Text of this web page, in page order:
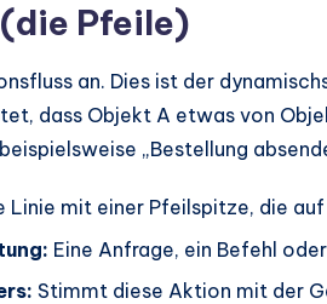
Pfeile)
an. Dies ist der
dass Objekt A etwas von
„Bestellung
Linie mit einer Pfeilspitze, die
Eine Anfrage, ein Befehl
Stimmt diese Aktion mit der